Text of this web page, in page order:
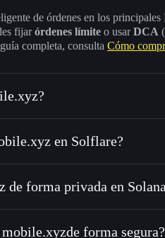
de órdenes en los
fijarórdenes límite o usarDCA
completa, consulta Cómo
en Solflare?
Solflare
con MXYZ para SOL, USDC o
de forma privada en
de privacidad
forma segura?